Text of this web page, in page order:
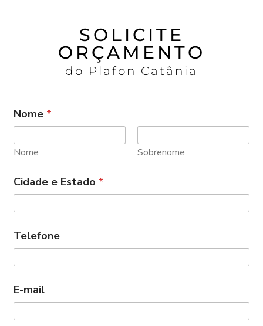
SOLICITE
ORÇAMENTO
do Plafon Catânia
Nome *
Nome Sobrenome
Cidade e Estado *
Telefone
E-mail